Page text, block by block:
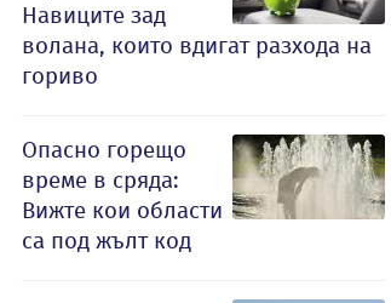
Навиците зад
волана, които вдигат разхода на
гориво
Опасно горещо
време в сряда:
Вижте кои области
са под жълт код